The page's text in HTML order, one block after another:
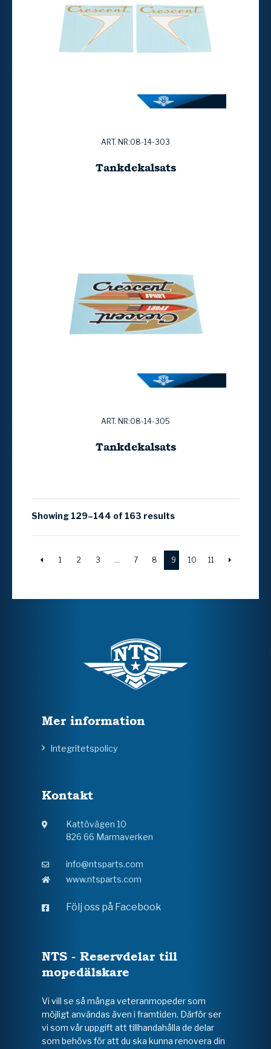
ART. NR:08-14-303
Tankdekalsats
ART. NR:08-14-305
Tankdekalsats
Showing 129–144 of 163 results
1 2 3 … 7 8 9 10 11
Mer information
Integritetspolicy
Kontakt
Kattövägen 10
826 66 Marmaverken
info@ntsparts.com
www.ntsparts.com
Följ oss på Facebook
NTS - Reservdelar till
mopedälskare
Vi vill se så många veteranmopeder som
möjligt användas även i framtiden. Därför ser
vi som vår uppgift att tillhandahålla de delar
som behövs för att du ska kunna renovera din